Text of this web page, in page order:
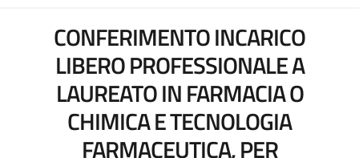
CONFERIMENTO INCARICO
LIBERO PROFESSIONALE A
LAUREATO IN FARMACIA O
CHIMICA E TECNOLOGIA
FARMACEUTICA, PER